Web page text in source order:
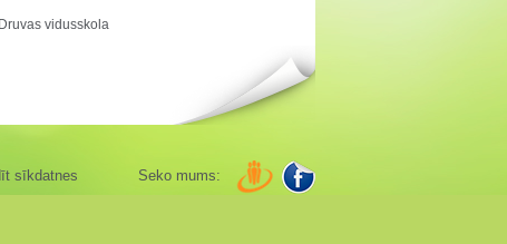
Druvas vidusskola
sīkdatnes Seko mums: